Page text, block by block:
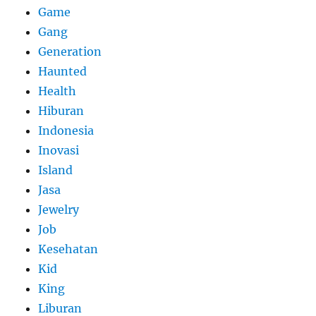
Game
Gang
Generation
Haunted
Health
Hiburan
Indonesia
Inovasi
Island
Jasa
Jewelry
Job
Kesehatan
Kid
King
Liburan